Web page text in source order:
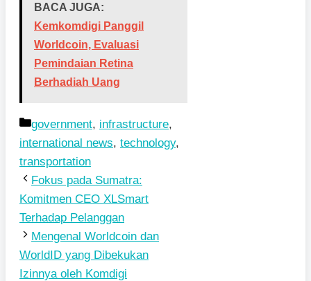
BACA JUGA:
Kemkomdigi Panggil
Worldcoin, Evaluasi
Pemindaian Retina
Berhadiah Uang
Kategori
government, infrastructure,
international news, technology,
transportation
Fokus pada Sumatra:
Komitmen CEO XLSmart
Terhadap Pelanggan
Mengenal Worldcoin dan
WorldID yang Dibekukan
Izinnya oleh Komdigi